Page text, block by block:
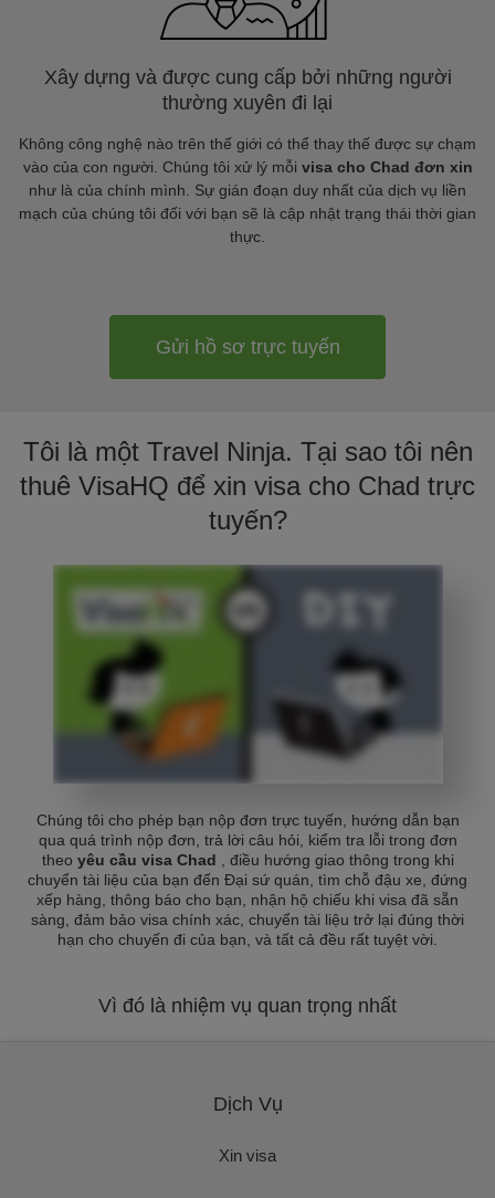
Xây dựng và được cung cấp bởi những người
thường xuyên đi lại
Không công nghệ nào trên thế giới có thể thay thế được sự chạm
vào của con người. Chúng tôi xử lý mỗi visa cho Chad đơn xin
như là của chính mình. Sự gián đoạn duy nhất của dịch vụ liền
mạch của chúng tôi đối với bạn sẽ là cập nhật trạng thái thời gian
thực.
Gửi hồ sơ trực tuyến
Tôi là một Travel Ninja. Tại sao tôi nên
thuê VisaHQ để xin visa cho Chad trực
tuyến?
Chúng tôi cho phép bạn nộp đơn trực tuyến, hướng dẫn bạn
qua quá trình nộp đơn, trả lời câu hỏi, kiểm tra lỗi trong đơn
theo yêu cầu visa Chad
, điều hướng giao thông trong khi
chuyển tài liệu của bạn đến Đại sứ quán, tìm chỗ đậu xe, đứng
xếp hàng, thông báo cho bạn, nhận hộ chiếu khi visa đã sẵn
sàng, đảm bảo visa chính xác, chuyển tài liệu trở lại đúng thời
hạn cho chuyến đi của bạn, và tất cả đều rất tuyệt vời.
Vì đó là nhiệm vụ quan trọng nhất
Dịch Vụ
Xin visa